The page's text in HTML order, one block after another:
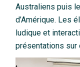
Australiens puis
d’Amérique. Les
ludique et
présentations sur